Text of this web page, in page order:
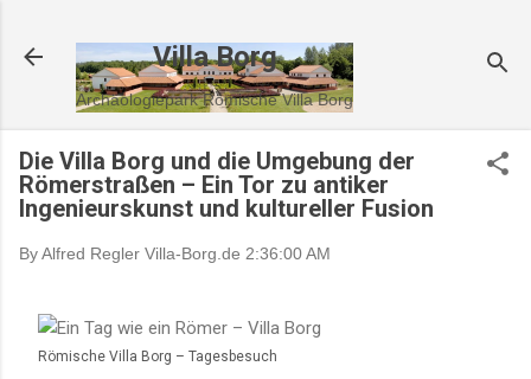
Villa Borg
Archäologiepark Römische Villa Borg
Die Villa Borg und die Umgebung der
Römerstraßen – Ein Tor zu antiker
Ingenieurskunst und kultureller Fusion
By Alfred Regler Villa-Borg.de 2:36:00 AM
Römische Villa Borg – Tagesbesuch